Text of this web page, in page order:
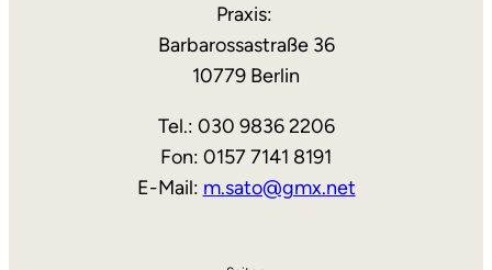
Praxis:
Barbarossastraße 36
10779 Berlin
Tel.: 030 9836 2206
Fon: 0157 7141 8191
E-Mail: m.sato@gmx.net